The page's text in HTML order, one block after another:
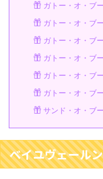
ガトー・オ・ブ
ガトー・オ・ブ
ガトー・オ・ブ
ガトー・オ・ブ
ガトー・オ・ブ
ガトー・オ・ブ
サンド・オ・ブ
ベイユヴェール